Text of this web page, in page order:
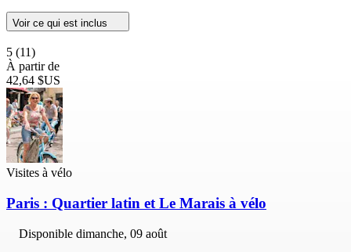
Voir ce qui est inclus
5 (11)
À partir de
42,64 $US
Visites à vélo
Paris : Quartier latin et Le Marais à vélo
Disponible dimanche, 09 août